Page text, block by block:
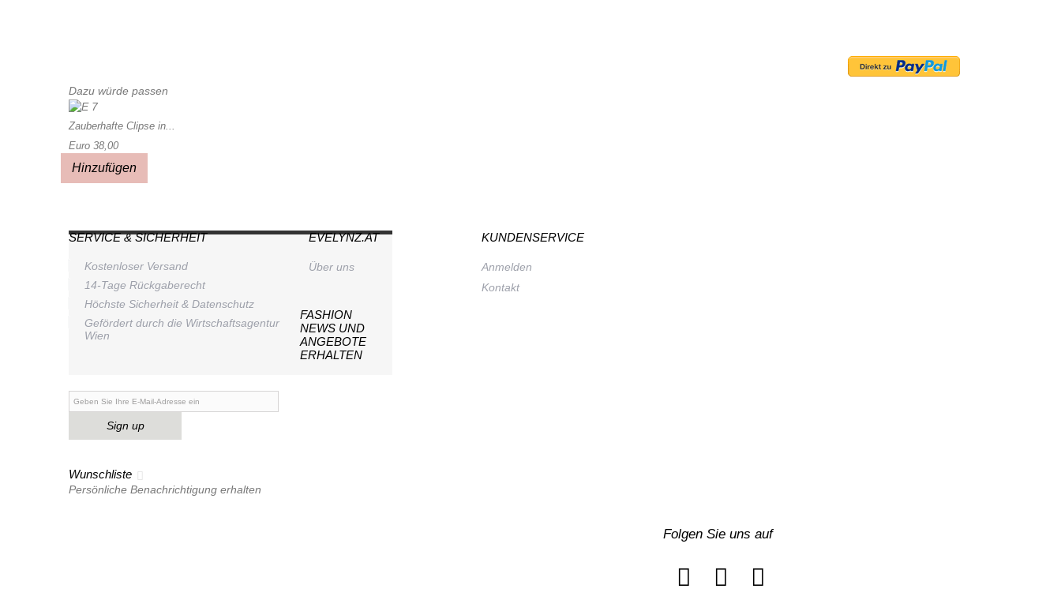
Dazu würde passen
Zauberhafte Clipse in...
Euro 38,00
Hinzufügen
SERVICE & SICHERHEIT
Kostenloser Versand
14-Tage Rückgaberecht
Höchste Sicherheit & Datenschutz
Gefördert durch die Wirtschaftsagentur
Wien
EVELYNZ.AT
Über uns
KUNDENSERVICE
Anmelden
Kontakt
FASHION
NEWS UND
ANGEBOTE
ERHALTEN
Sign up
Wunschliste
Persönliche Benachrichtigung erhalten
Folgen Sie uns auf